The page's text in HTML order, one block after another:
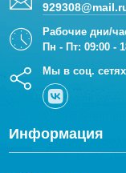
Рабочие дни/
Пн - Пт: 09:00 -
Мы в соц.
Информация